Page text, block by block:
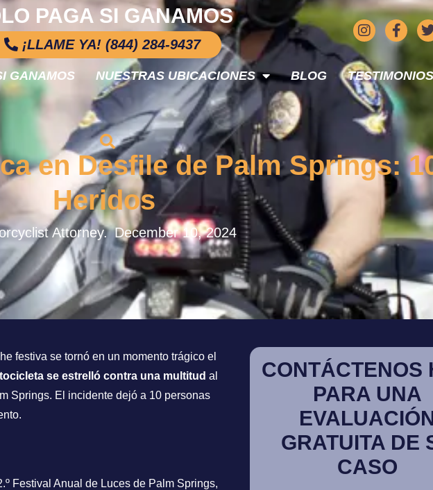
PAGA SI GANAMOS
¡LLAME YA! (844) 284-9437
GANAMOS NUESTRAS UBICACIONES BLOG TESTIMONIOS
en Desfile de Palm Springs:
Heridos
Attorney. December 10, 2024
festiva se tornó en un momento trágico el
se estrelló contra una multitud al
Springs. El incidente dejó a 10 personas
Festival Anual de Luces de Palm Springs,
CONTÁCTENOS
PARA UNA
GRATUITA DE
CASO